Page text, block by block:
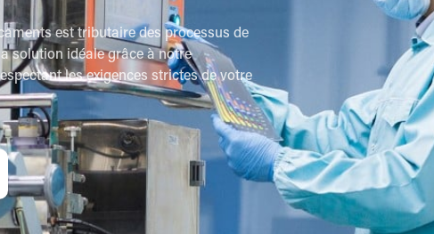
est tributaire des processus de
solution idéale grâce à notre
les exigences strictes de votre